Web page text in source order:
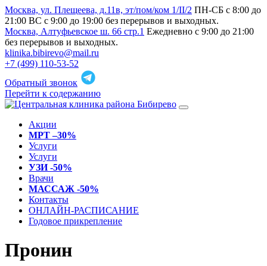
Москва, ул. Плещеева, д.11в, эт/пом/ком 1/II/2 ПН-СБ с 8:00 до
21:00 ВС с 9:00 до 19:00 без перерывов и выходных.
Москва, Алтуфьевское ш. 66 стр.1 Ежедневно с 9:00 до 21:00
без перерывов и выходных.
klinika.bibirevo@mail.ru
+7 (499) 110-53-52
Обратный звонок
Перейти к содержанию
Акции
МРТ –30%
Услуги
Услуги
УЗИ -50%
Врачи
МАССАЖ -50%
Контакты
ОНЛАЙН-РАСПИСАНИЕ
Годовое прикрепление
Пронин